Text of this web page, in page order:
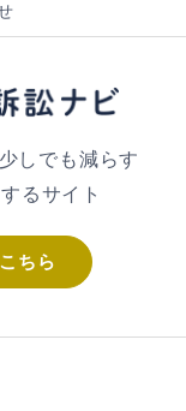
しでも減らす
るサイト
ちら